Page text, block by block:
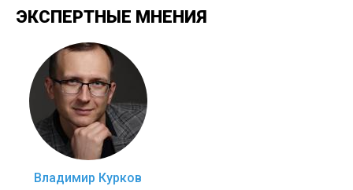
ЭКСПЕРТНЫЕ МНЕНИЯ
Владимир Курков